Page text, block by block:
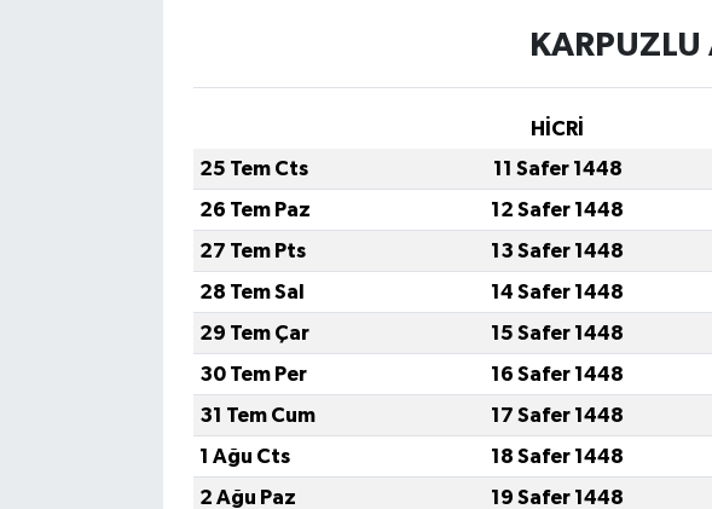
HİCRİ
25 Tem Cts
11 Safer 1448
26 Tem Paz
12 Safer 1448
27 Tem Pts
13 Safer 1448
28 Tem Sal
14 Safer 1448
29 Tem Çar
15 Safer 1448
30 Tem Per
16 Safer 1448
31 Tem Cum
17 Safer 1448
1 Ağu Cts
18 Safer 1448
2 Ağu Paz
19 Safer 1448